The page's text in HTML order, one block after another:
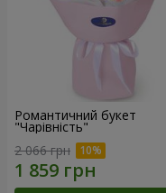
Романтичний букет
"Чарівність"
2 066 грн